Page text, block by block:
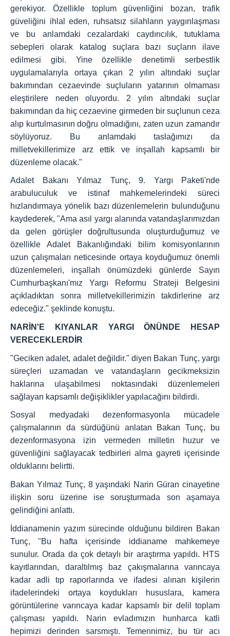
gerekiyor. Özellikle toplum güvenliğini bozan, trafik
güveliğini ihlal eden, ruhsatsız silahların yaygınlaşması
ve bu anlamdaki cezalardaki caydırıcılık, tutuklama
sebepleri olarak katalog suçlara bazı suçların ilave
edilmesi gibi. Yine özellikle denetimli serbestlik
uygulamalarıyla ortaya çıkan 2 yılın altındaki suçlar
bakımından cezaevinde suçluların yatarının olmaması
eleştirilere neden oluyordu. 2 yılın altındaki suçlar
bakımından da hiç cezaevine girmeden bir suçlunun ceza
alıp kurtulmasının doğru olmadığını, zaten uzun zamandır
söylüyoruz. Bu anlamdaki taslağımızı da
milletvekillerimize arz ettik ve inşallah kapsamlı bir
düzenleme olacak."
Adalet Bakanı Yılmaz Tunç, 9. Yargı Paketi'nde
arabuluculuk ve istinaf mahkemelerindeki süreci
hızlandırmaya yönelik bazı düzenlemelerin bulunduğunu
kaydederek, "Ama asıl yargı alanında vatandaşlarımızdan
da gelen görüşler doğrultusunda oluşturduğumuz ve
özellikle Adalet Bakanlığındaki bilim komisyonlarının
uzun çalışmaları neticesinde ortaya koyduğumuz önemli
düzenlemeleri, inşallah önümüzdeki günlerde Sayın
Cumhurbaşkanı'mız Yargı Reformu Strateji Belgesini
açıkladıktan sonra milletvekillerimizin takdirlerine arz
edeceğiz." şeklinde konuştu.
NARİN'E KIYANLAR YARGI ÖNÜNDE HESAP
VERECEKLERDİR
"Geciken adalet, adalet değildir." diyen Bakan Tunç, yargı
süreçleri uzamadan ve vatandaşların gecikmeksizin
haklarına ulaşabilmesi noktasındaki düzenlemeleri
sağlayan kapsamlı değişiklikler yapılacağını bildirdi.
Sosyal medyadaki dezenformasyonla mücadele
çalışmalarının da sürdüğünü anlatan Bakan Tunç, bu
dezenformasyona izin vermeden milletin huzur ve
güvenliğini sağlayacak tedbirleri alma gayreti içerisinde
olduklarını belirtti.
Bakan Yılmaz Tunç, 8 yaşındaki Narin Güran cinayetine
ilişkin soru üzerine ise soruşturmada son aşamaya
gelindiğini anlattı.
İddianamenin yazım sürecinde olduğunu bildiren Bakan
Tunç, "Bu hafta içerisinde iddianame mahkemeye
sunulur. Orada da çok detaylı bir araştırma yapıldı. HTS
kayıtlarından, daraltılmış baz çakışmalarına varıncaya
kadar adli tıp raporlarında ve ifadesi alınan kişilerin
ifadelerindeki ortaya koydukları hususlara, kamera
görüntülerine varıncaya kadar kapsamlı bir delil toplam
çalışması yapıldı. Narin evladımızın hunharca katli
hepimizi derinden sarsmıştı. Temennimiz, bu tür acı